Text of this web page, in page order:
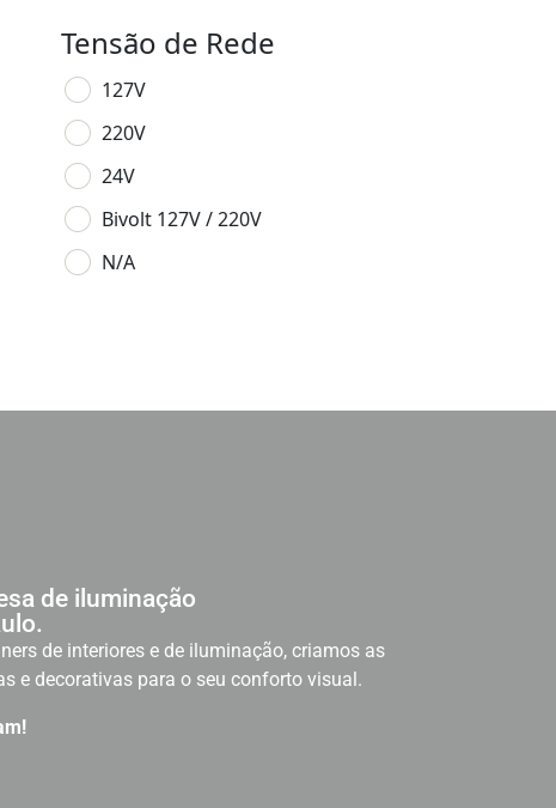
Tensão de Rede
127V
220V
24V
Bivolt 127V / 220V
N/A
de iluminação
de interiores e de iluminação, criamos as
e decorativas para o seu conforto visual.